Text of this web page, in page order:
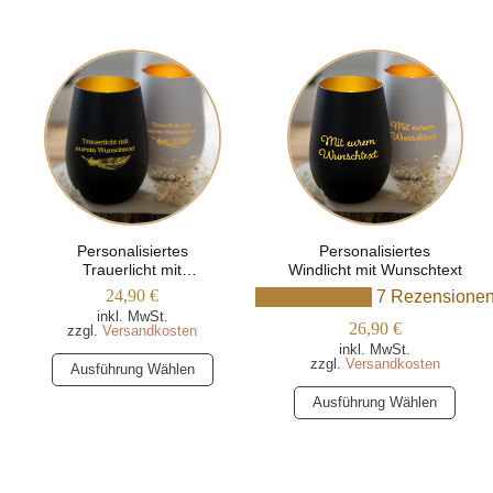
Varianten
auf.
Die
Optionen
können
auf
der
Produktseite
werden
Varianten
auf.
Die
Optionen
können
auf
der
Produktseite
werden
Personalisiertes
Trauerlicht mit
Wunschtext und
Federmotiv
24,90€
inkl. MwSt.
zzgl.Versandkosten
Ausführung Wählen
Dieses
Produkt
Personalisiertes
Windlicht mit Wunschtext
7 Rezensionen
26,90 €
inkl. MwSt.
zzgl. Versandkosten
Ausführung Wählen
Dieses
Produkt